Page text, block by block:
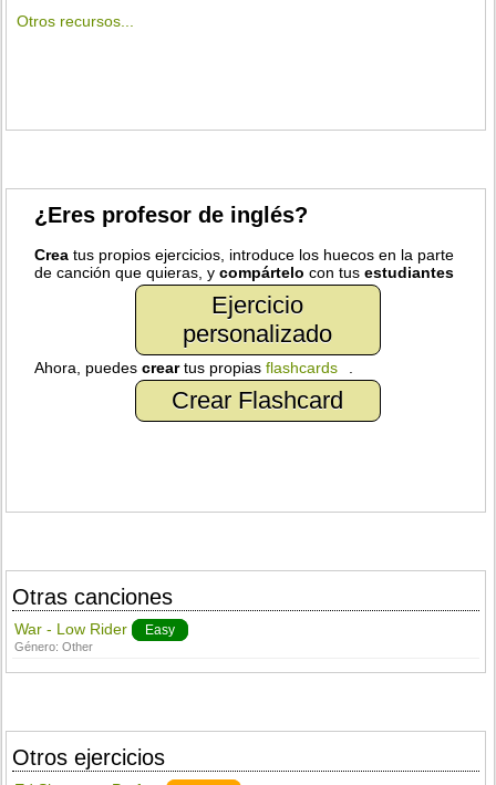
Otros recursos...
¿Eres profesor de inglés?
Crea tus propios ejercicios, introduce los huecos en la parte
de canción que quieras, ycompártelo con tusestudiantes
Ejercicio
personalizado
Ahora, puedescreartus propiasflashcards
Crear Flashcard
Otras canciones
War - Low Rider Easy
Género:Other
Otros ejercicios